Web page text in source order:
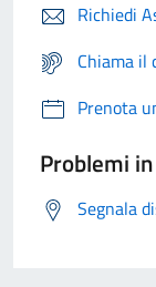
Richiedi
Chiama il
Prenota
Problemi
Segnala